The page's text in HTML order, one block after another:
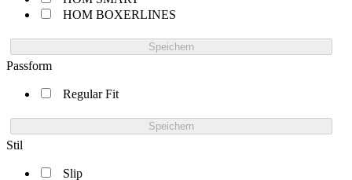
HOM BOXERLINES
Speichern
Passform
Regular Fit
Speichern
Stil
Slip